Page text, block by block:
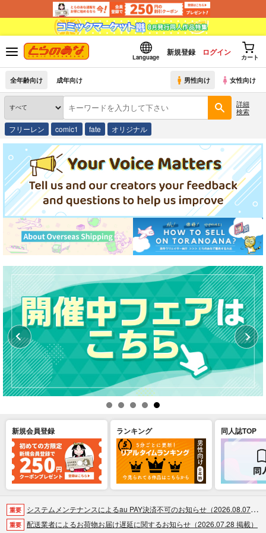
Language
新規登録 ログイン
カート
全年齢向け 成年向け 男性向け 女性向け
詳細
検索
フリーレン comic1 fate オリジナル
新規会員登録 ランキング 同人誌TOP
重要 システムメンテナンスによるau PAY決済不可のお知らせ（2026.08.07 掲載）
重要 配送業者によるお荷物お届け遅延に関するお知らせ（2026.07.28 掲載）